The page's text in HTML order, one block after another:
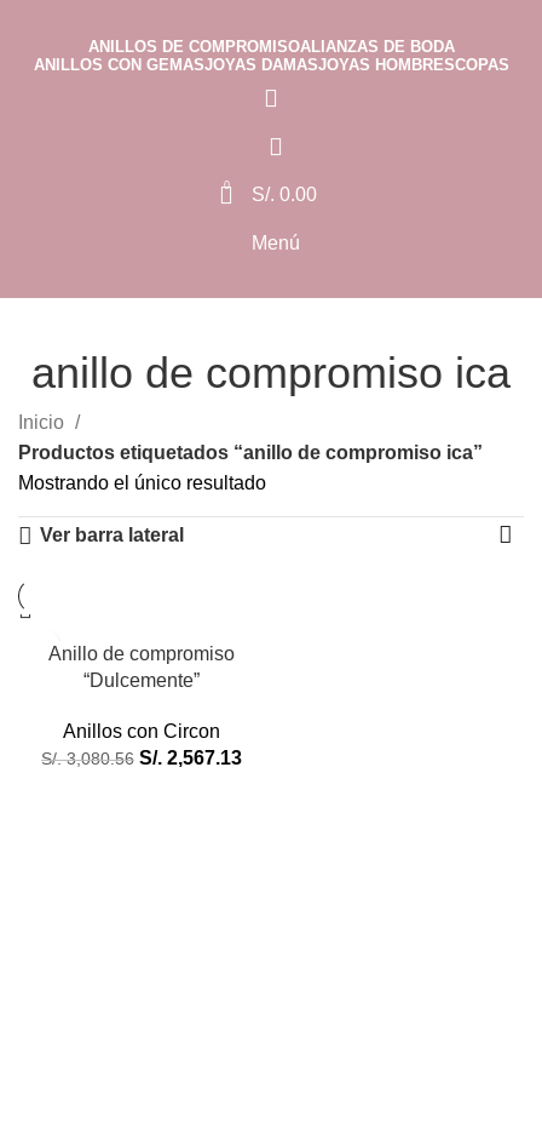
ANILLOS DE COMPROMISOALIANZAS DE BODA
ANILLOS CON GEMASJOYAS DAMASJOYAS HOMBRESCOPAS
0 S/. 0.00
Menú
anillo de compromiso ica
Inicio
Productos etiquetados “anillo de compromiso ica”
Mostrando el único resultado
Ver barra lateral
Anillo de compromiso
“Dulcemente”
Anillos con Circon
S/.3,080.56 S/. 2,567.13